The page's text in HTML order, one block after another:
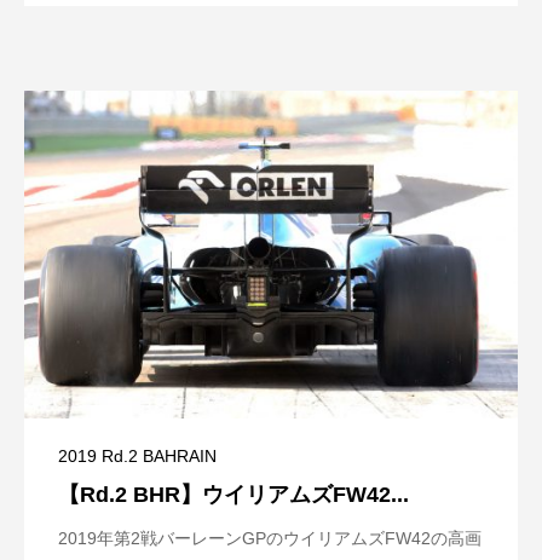
2019 Rd.2 BAHRAIN
【Rd.2 BHR】ウイリアムズFW42...
2019年第2戦バーレーンGPのウイリアムズFW42の高画